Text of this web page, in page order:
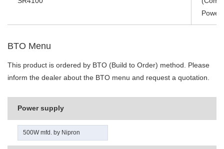
Power
BTO Menu
This product is ordered by BTO (Build to Order) method. Please
inform the dealer about the BTO menu and request a quotation.
Power supply
500W mfd. by Nipron